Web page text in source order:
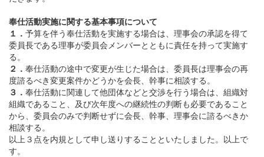
奉仕活動実施に関する基本事項について
１． 予算を伴う奉仕活動を実施する場合は、理事会の承認を得て
委員長である理事が委員会メンバーとともに責任を持って実施す
る。
２． 奉仕活動の途中で変更が生じた場合は、委員長は理事会の再
度諮るべき変更案件かどうかを会長、幹事に相談する。
３． 奉仕活動に関連して他団体などと交渉を行う場合は、組織対
組織であること、及び次年度への継続性の判断も必要であること
から、委員会のみで判断せずに会長、幹事、理事会に諮るべきか
相談する。
以上３点を内規として申し送りすることといたしました。以上で
す。